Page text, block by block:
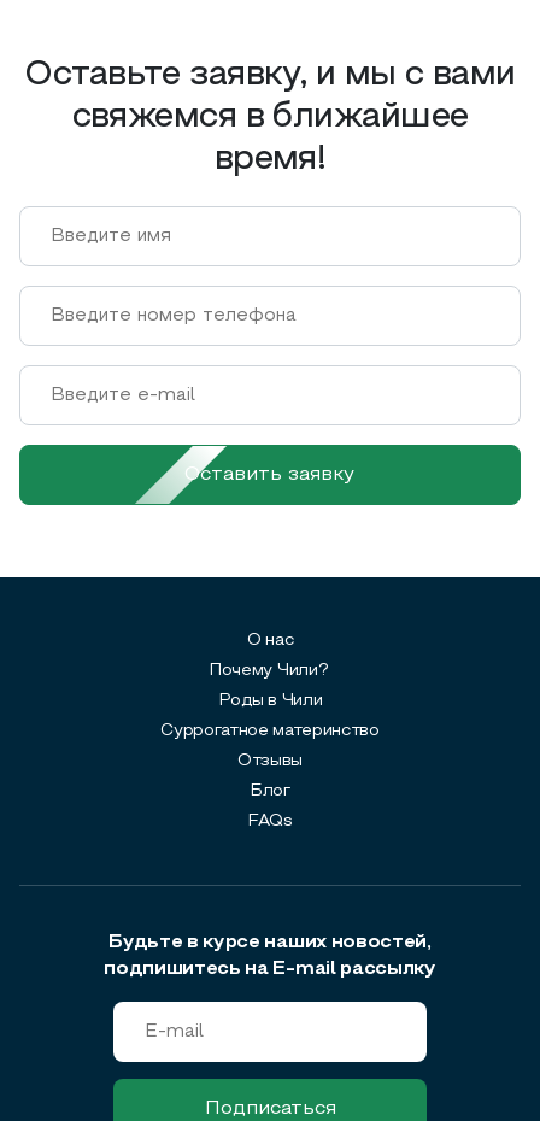
Оставьте заявку, и мы с вами
свяжемся в ближайшее
время!
Оставить заявку
О нас
Почему Чили?
Роды в Чили
Суррогатное материнство
Отзывы
Блог
FAQs
Будьте в курсе наших новостей,
подпишитесь на E-mail рассылку